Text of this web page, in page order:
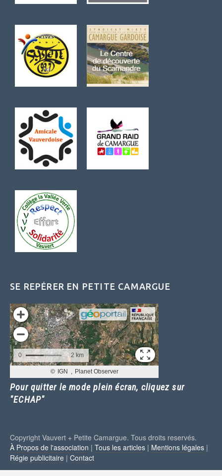
SE REPÉRER EN PETITE CAMARGUE
Pour quitter le mode plein écran, cliquez sur
"ECHAP"
Copyright Vauvert + Petite Camargue. Tous droits reservés.
À Propos de l'association | Tous les articles | Mentions légales |
Régie publicitaire | Contact